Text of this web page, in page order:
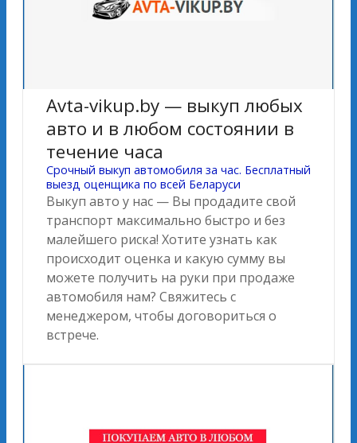
Avta-vikup.by — выкуп любых
авто и в любом состоянии в
течение часа
Cрочный выкуп автомобиля за час. Бесплатный
выезд оценщика по всей Беларуси
Выкуп авто у нас — Вы продадите свой
транспорт максимально быстро и без
малейшего риска! Хотите узнать как
происходит оценка и какую сумму вы
можете получить на руки при продаже
автомобиля нам? Свяжитесь с
менеджером, чтобы договориться о
встрече.